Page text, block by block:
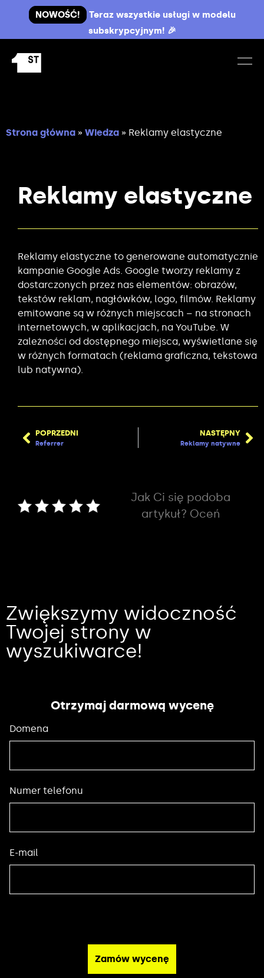
NOWOŚĆ!
Teraz wszystkie usługi w modelu
subskrypcyjnym! 🎉
Strona główna » Wiedza » Reklamy elastyczne
Reklamy elastyczne
Reklamy elastyczne to generowane automatycznie
kampanie Google Ads. Google tworzy reklamy z
dostarczonych przez nas elementów: obrazów,
tekstów reklam, nagłówków, logo, filmów. Reklamy
emitowane są w różnych miejscach – na stronach
internetowych, w aplikacjach, na YouTube. W
zależności od dostępnego miejsca, wyświetlane się
w różnych formatach (reklama graficzna, tekstowa
lub natywna).
POPRZEDNI
Referrer
NASTĘPNY
Reklamy natywne
Jak Ci się podoba
artykuł? Oceń
Zwiększymy widoczność
Twojej strony w
wyszukiwarce!
Otrzymaj darmową wycenę
Domena
Numer telefonu
E-mail